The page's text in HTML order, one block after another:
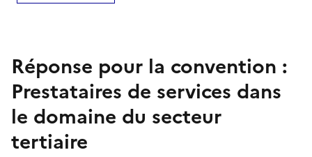
Réponse pour la convention :
Prestataires de services dans
le domaine du secteur
tertiaire